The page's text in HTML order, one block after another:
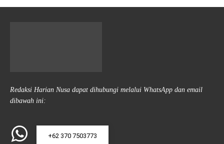
Redaksi Harian Nusa dapat dihubungi melalui WhatsApp dan email
dibawah ini:
+62 370 7503773